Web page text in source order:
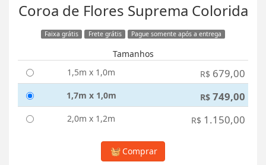
Coroa de Flores Suprema Colorida
Faixa grátis Frete grátis Pague somente após a entrega
Tamanhos
1,5m x 1,0m
R$ 679,00
1,7m x 1,0m R$ 749,00
2,0m x 1,2m R$ 1.150,00
Comprar